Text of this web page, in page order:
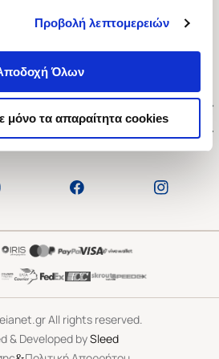
Προβολή λεπτομερειών
Όλων
μόνο τα απαραίτητα cookies
1-3, Αθήνα 106 79
Παρασκευή 09:00-21:00
All rights reserved.
& Developed bySleed